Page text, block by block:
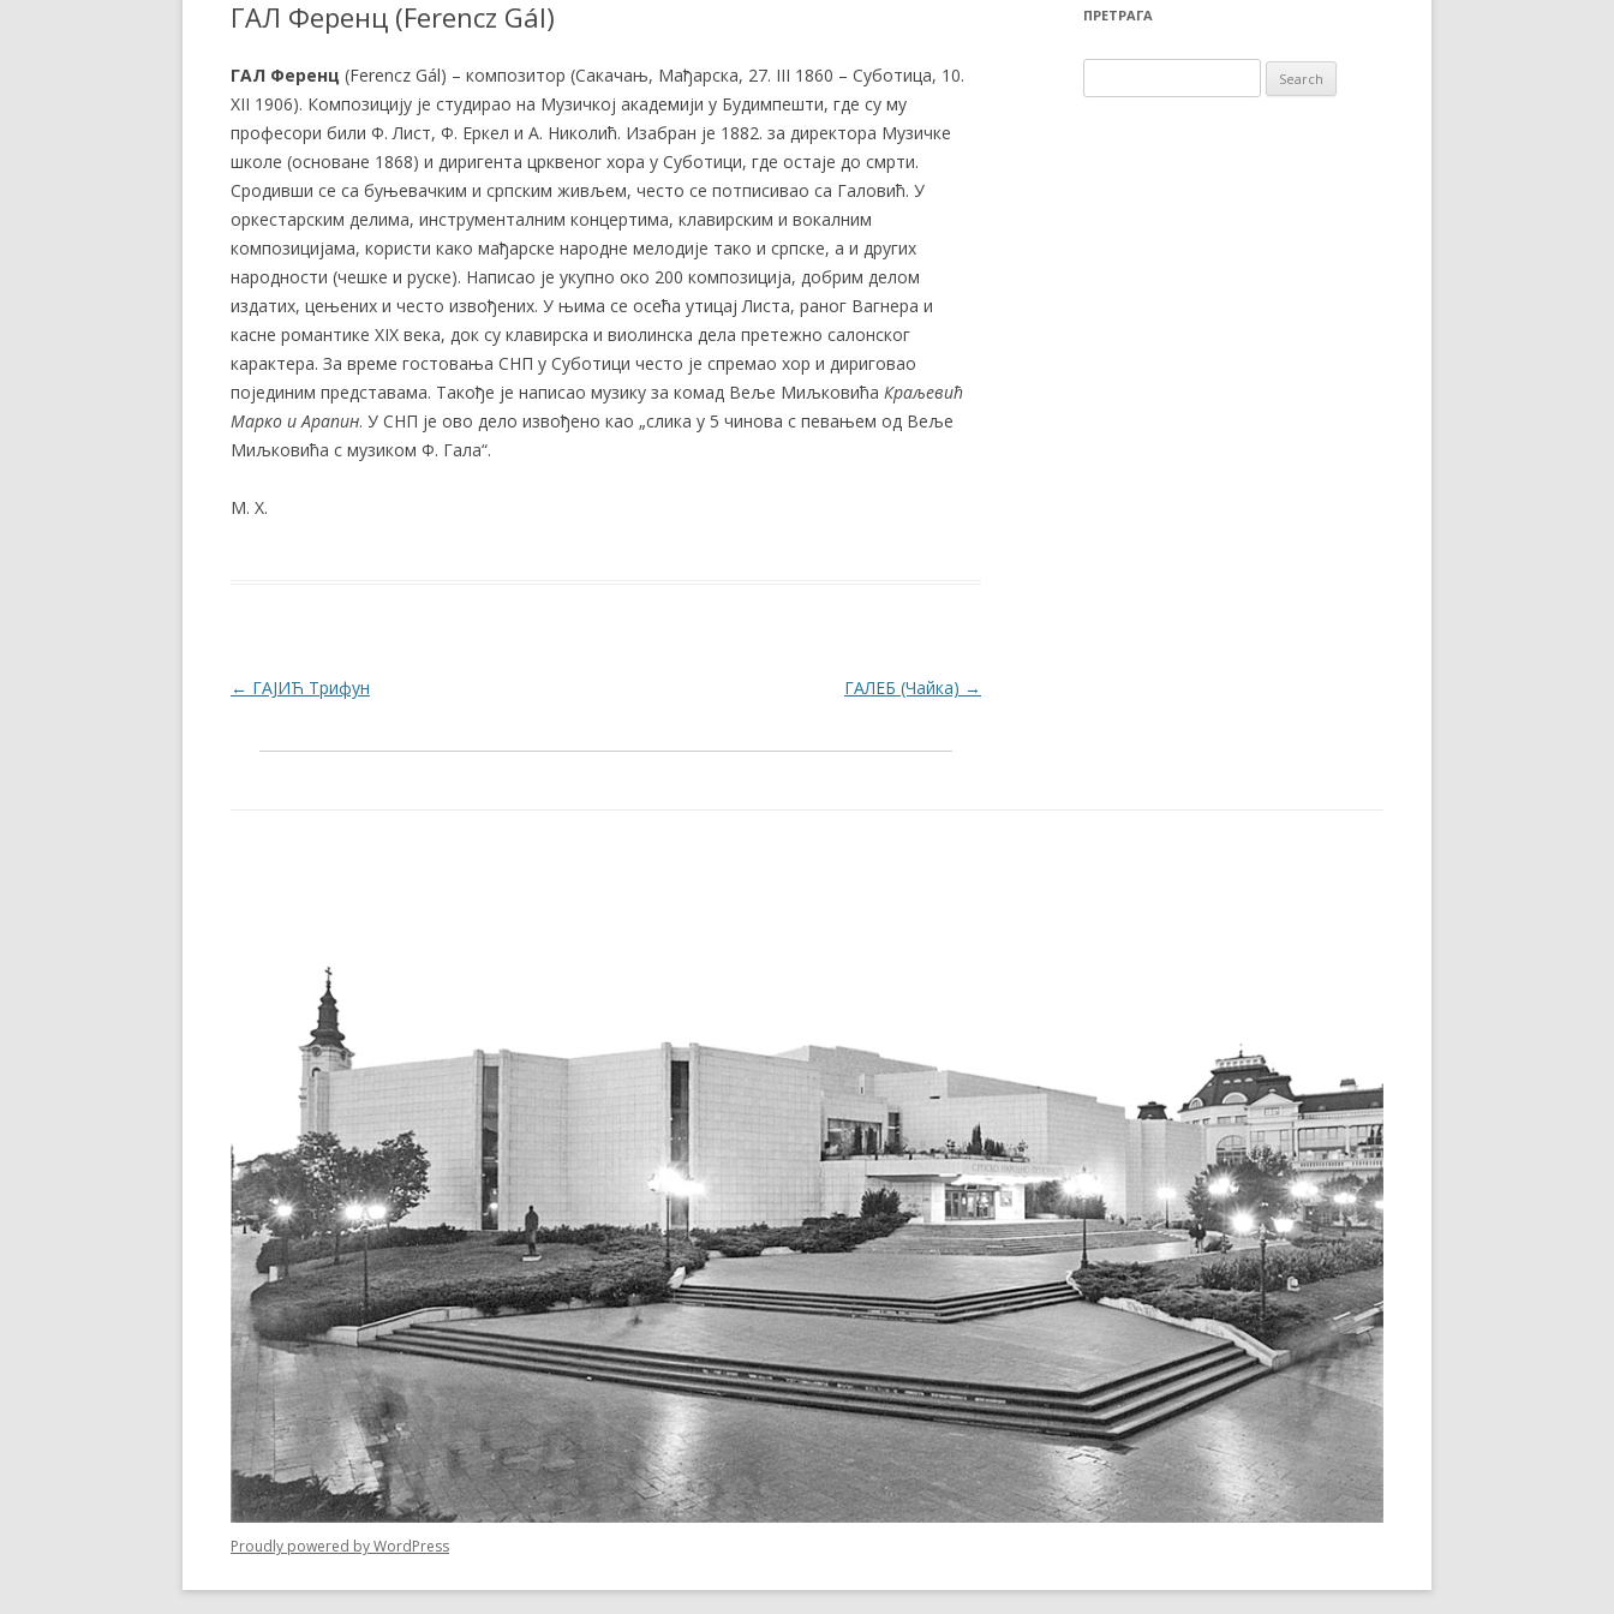
ГАЛ Ференц (Ferencz Gál)
ГАЛ Ференц (Ferencz Gál) – композитор (Сакачањ, Мађарска, 27. III 1860 – Суботица, 10.
XII 1906). Композицију је студирао на Музичкој академији у Будимпешти, где су му
професори били Ф. Лист, Ф. Еркел и А. Николић. Изабран је 1882. за директора Музичке
школе (основане 1868) и диригента црквеног хора у Суботици, где остаје до смрти.
Сродивши се са буњевачким и српским живљем, често се потписивао са Галовић. У
оркестарским делима, инструменталним концертима, клавирским и вокалним
композицијама, користи како мађарске народне мелодије тако и српске, а и других
народности (чешке и руске). Написао је укупно око 200 композиција, добрим делом
издатих, цењених и често извођених. У њима се осећа утицај Листа, раног Вагнера и
касне романтике XIX века, док су клавирска и виолинска дела претежно салонског
карактера. За време гостовања СНП у Суботици често је спремао хор и дириговао
појединим представама. Такође је написао музику за комад Веље Миљковића Краљевић
Марко иАрапин. У СНП је ово дело извођено као „слика у 5 чинова с певањем од Веље
Миљковића с музиком Ф. Гала“.
М. Х.
Post navigation
← ГАЈИЋ Трифун ГАЛЕБ (Чайка) →
ПРЕТРАГА
Proudly powered by WordPress